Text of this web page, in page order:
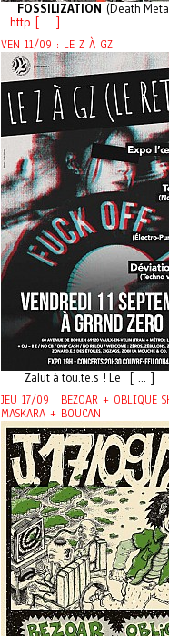
FOSSILIZATION (Death
http [ ... ]
VEN 11/09 : LE Z À GZ
Zalut à tou.te.s ! Le [ ... ]
JEU 17/09 : BEZOAR + OBLIQUE
MASKARA + BOUCAN